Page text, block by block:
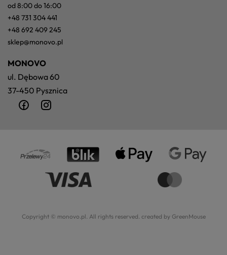
MONOVO
ul. Dębowa 60
37-450 Pysznica
od 8:00 do 16:00
+48 731 304 441
+48 692 409 245
sklep@monovo.pl
Copyright © monovo.pl. All rights reserved. created by GreenMouse